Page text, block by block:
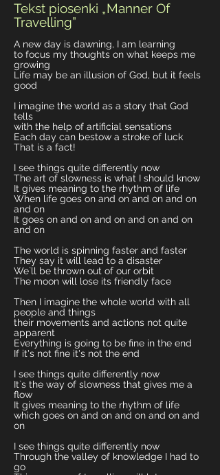
Tekst piosenki „Manner Of
Travelling”
A new day is dawning, I am learning
to focus my thoughts on what keeps me
growing
Life may be an illusion of God, but it feels
good
I imagine the world as a story that God
tells
with the help of artificial sensations
Each day can bestow a stroke of luck
That is a fact!
I see things quite differently now
The art of slowness is what I should know
It gives meaning to the rhythm of life
When life goes on and on and on and on
and on
It goes on and on and on and on and on
and on
The world is spinning faster and faster
They say it will lead to a disaster
We`ll be thrown out of our orbit
The moon will lose its friendly face
Then I imagine the whole world with all
people and things
their movements and actions not quite
apparent
Everything is going to be fine in the end
If it's not fine it's not the end
I see things quite differently now
It`s the way of slowness that gives me a
flow
It gives meaning to the rhythm of life
which goes on and on and on and on and
on
I see things quite differently now
Through the valley of knowledge I had to
go